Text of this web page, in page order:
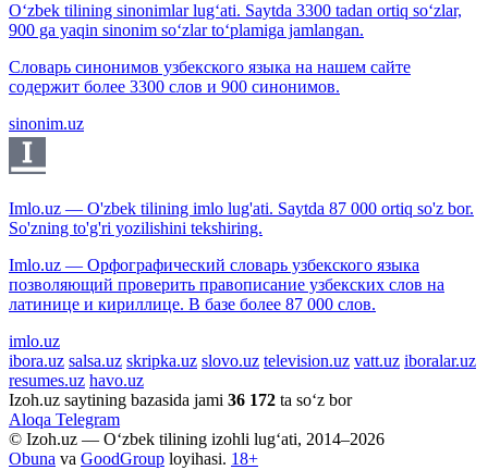
O‘zbek tilining sinonimlar lug‘ati. Saytda 3300 tadan ortiq so‘zlar,
900 ga yaqin sinonim so‘zlar to‘plamiga jamlangan.
Словарь синонимов узбекского языка на нашем сайте
содержит более 3300 слов и 900 синонимов.
sinonim.uz
Imlo.uz — O'zbek tilining imlo lug'ati. Saytda 87 000 ortiq so'z bor.
So'zning to'g'ri yozilishini tekshiring.
Imlo.uz — Орфографический словарь узбекского языка
позволяющий проверить правописание узбекских слов на
латинице и кириллице. В базе более 87 000 слов.
imlo.uz
ibora.uz salsa.uz skripka.uz slovo.uz television.uz vatt.uz iboralar.uz
resumes.uz havo.uz
Izoh.uz saytining bazasida jami 36 172 ta so‘z bor
Aloqa Telegram
© Izoh.uz — O‘zbek tilining izohli lug‘ati, 2014–2026
Obuna va GoodGroup loyihasi. 18+